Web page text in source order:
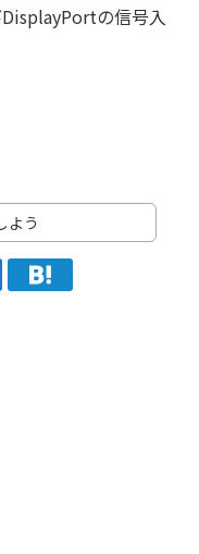
の信号入
よう